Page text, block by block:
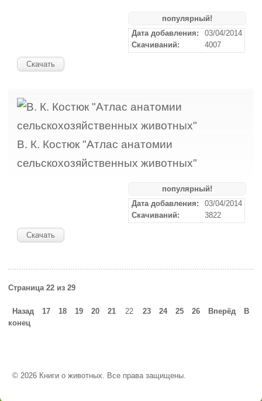
популярный!
Дата добавления:
03/04/2014
Скачиваний:
4007
Скачать
В. К. Костюк "Атлас анатомии
сельскохозяйственных животных"
популярный!
Дата добавления:
03/04/2014
Скачиваний:
3822
Скачать
Страница 22 из 29
Назад 17 18 19 20 21 22 23 24 25 26 Вперёд
В
конец
© 2026 Книги о животных. Все права защищены.